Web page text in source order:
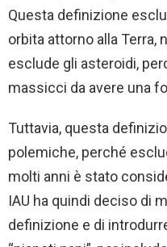
Questa definizione
orbita attorno alla Terra,
esclude gli asteroidi,
massicci da avere una
Tuttavia, questa
polemiche, perché
molti anni è stato
IAU ha quindi deciso di
definizione e di